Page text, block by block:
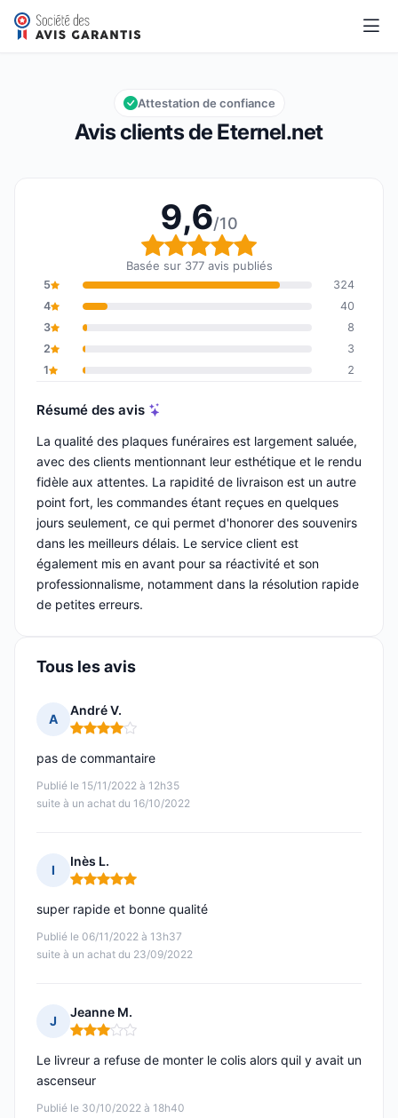
Eternel.net
Note globale : 9,6 sur 10
9,6/10
Avis clients de Eternel.net
Attestation de confiance
9,6/10
Note globale : 9,6 sur
Basée sur 377 avis publiés
5
324
4
40
3
8
2
3
1
2
Résumé des avis
La qualité des plaques funéraires est largement saluée,
avec des clients mentionnant leur esthétique et le rendu
fidèle aux attentes. La rapidité de livraison est un autre
point fort, les commandes étant reçues en quelques
jours seulement, ce qui permet d'honorer des souvenirs
dans les meilleurs délais. Le service client est
également mis en avant pour sa réactivité et son
professionnalisme, notamment dans la résolution rapide
de petites erreurs.
Tous les avis
A
André V.
Note : 4 sur 5
Publié le 15/11/2022 à 12h35
suite à un achat du 16/10/2022
pas de commantaire
I
Inès L.
Note : 5 sur 5
Publié le 06/11/2022 à 13h37
suite à un achat du 23/09/2022
super rapide et bonne qualité
J
Jeanne M.
Note : 3 sur 5
Publié le 30/10/2022 à 18h40
Le livreur a refuse de monter le colis alors quil y avait un
ascenseur